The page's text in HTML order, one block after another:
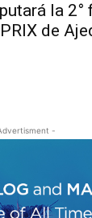
la 2°
de
-